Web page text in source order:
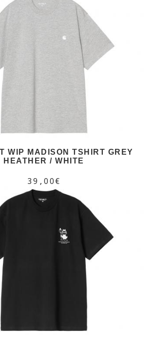
WIP MADISON TSHIRT GREY
HEATHER / WHITE
39,00€